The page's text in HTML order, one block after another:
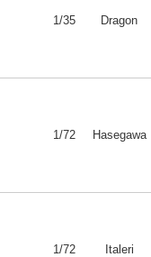
1/35 Dragon
1/72 Hasegawa
1/72 Italeri